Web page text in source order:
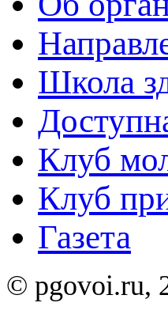
Школа
Клуб
Клуб
Газета
©